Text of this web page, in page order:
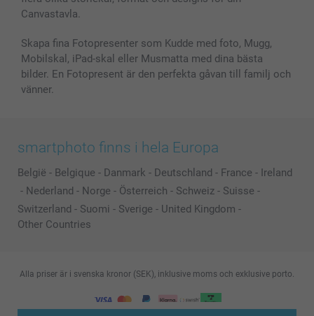
Canvastavla.
Skapa fina Fotopresenter som Kudde med foto, Mugg,
Mobilskal, iPad-skal eller Musmatta med dina bästa
bilder. En Fotopresent är den perfekta gåvan till familj och
vänner.
smartphoto finns i hela Europa
België - Belgique - Danmark - Deutschland - France - Ireland
- Nederland - Norge - Österreich - Schweiz - Suisse -
Switzerland - Suomi - Sverige - United Kingdom -
Other Countries
Alla priser är i svenska kronor (SEK), inklusive moms och exklusive porto.